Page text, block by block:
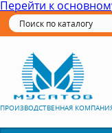
Перейти к
ПРОИЗВОДСТВЕННАЯ